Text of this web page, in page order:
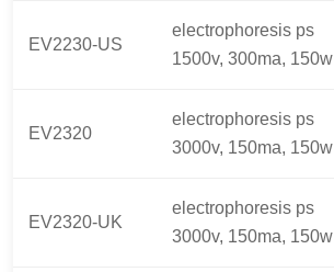
EV2230-US
electrophoresis ps
1500v, 300ma, 150w
EV2320
electrophoresis ps
3000v, 150ma, 150w
EV2320-UK
electrophoresis ps
3000v, 150ma, 150w